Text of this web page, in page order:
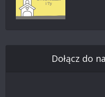
Dołącz do